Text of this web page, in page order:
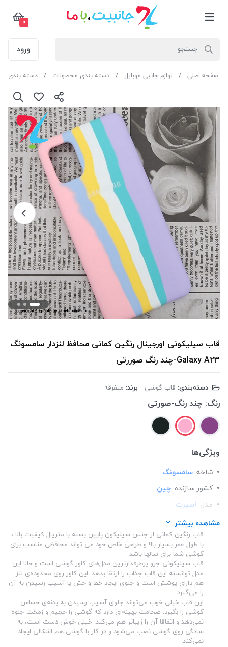
0
ورود
صفحه اصلی لوازم جانبی موبایل دسته بندی محصولات دسته بندی
قاب سیلیکونی اورجینال رنگین کمانی محافظ لنزدار سامسونگ
Galaxy A23-چند رنگ صوررتی
دسته‌بندی: قاب گوشی برند: متفرقه
رنگ: چند رنگ-صورتی
ویژگی‌ها
شاخه: سامسونگ
کشور سازنده: چین
مدل: اسپرت
ساختار: پلاستیک
مناسب برای گوشی: سامسونگ Galaxy A23
اصالت محصول: اوجینال
مشاهده بیشتر
قاب رنگین کمانی از جنس سیلیکون پایین بسته با متریال کیفیت بالا ،
با طول عمر بسیار بالا و طراحی خاص خود می تواند محافظی مناسب برای
گوشی شما برای سالها باشد
قاب سیلیکونی جزو پرطرفدار‌ترین مدل‌های کاور گوشی است و حالا این
مدل توانسته این قاب جذاب را ارتقا بدهد. این کاور روی‌ محدوده‌ی لنز
هم دارای پوشش است و جلوی ایجاد خط و خش یا آسیب رسیدن به آن
را می‌گیرد.
این قاب خیلی خوب می‌تواند جلوی آسیب رسیدن به بدنه‌ی حساس
گوشی را بگیرد. ضخامت بهینه‌ای دارد که گوشی را حجیم و زمخت جلوه
نمی‌دهد و اتفاقا آن را زیباتر هم می‌کند. خیلی خوش دست است، به
سادگی روی گوشی نصب می‌شود و در کار با گوشی هم اشکالی ایجاد
نمی‌کند.